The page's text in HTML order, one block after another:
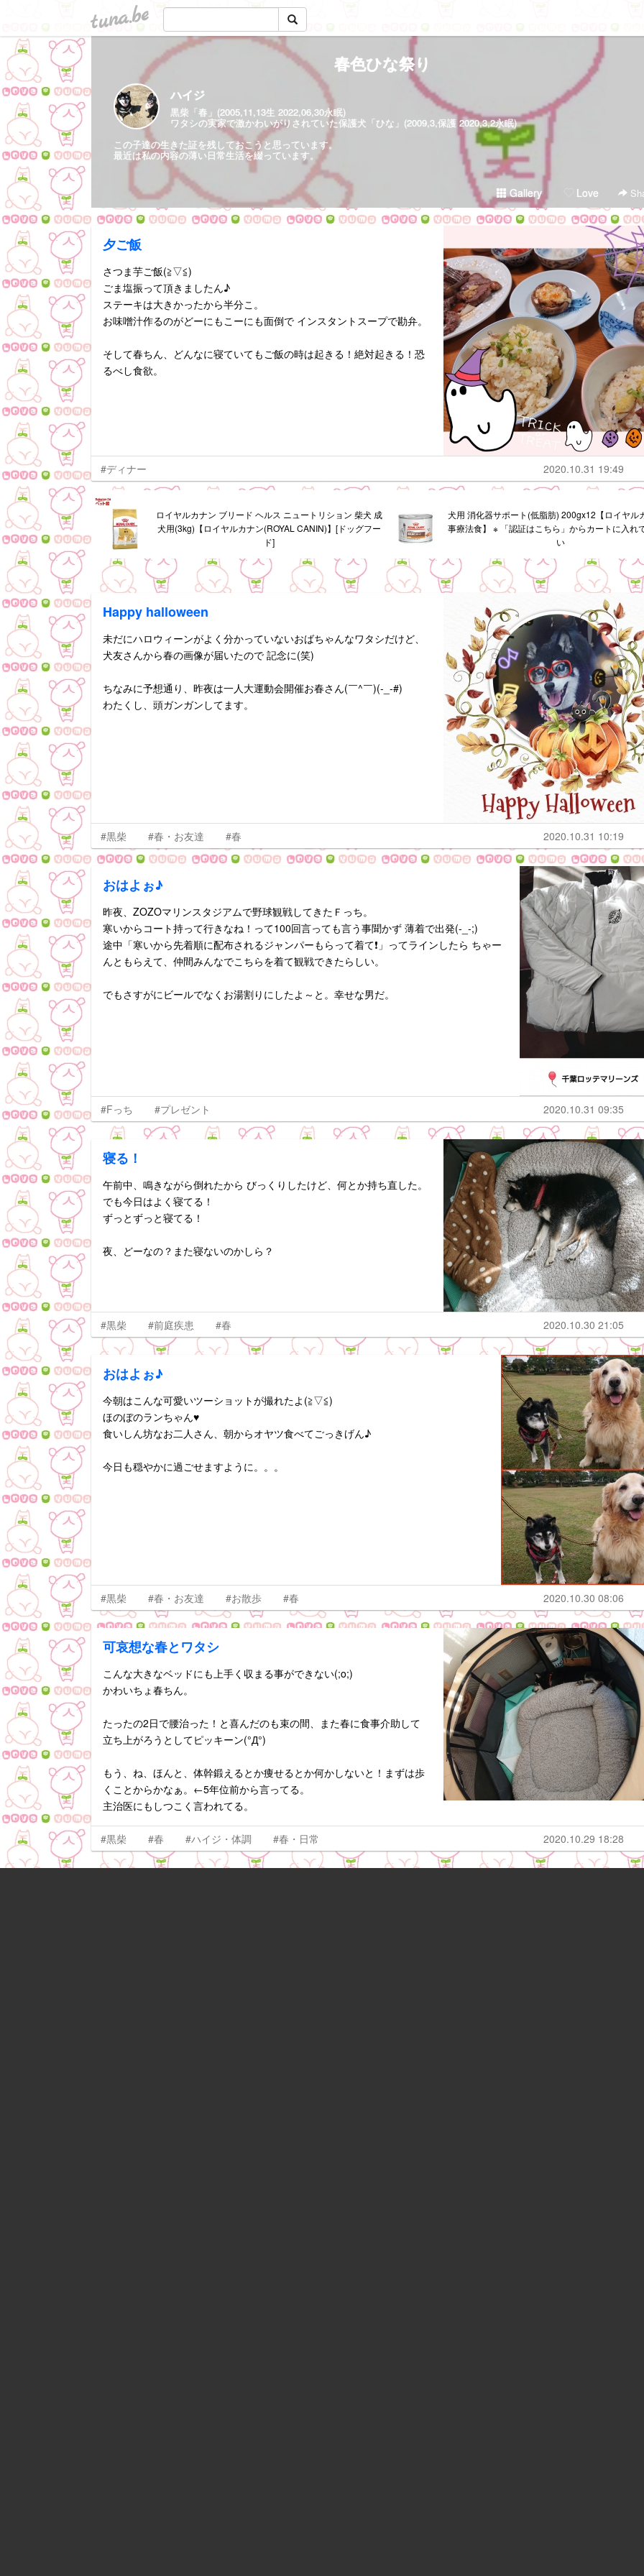
tuna.be
春色ひな祭り
ハイジ
黒柴「春」(2005,11,13生 2022,06,30永眠)
ワタシの実家で激かわいがりされていた保護犬「ひな」(2009,3,保護 2020,3,2永眠)
この子達の生きた証を残しておこうと思っています。
最近は私の内容の薄い日常生活を綴っています。
Gallery Love
夕ご飯
さつま芋ご飯(≧▽≦)
ごま塩振って頂きましたん♪
ステーキは大きかったから半分こ。
お味噌汁作るのがどーにもこーにも面倒で インスタントスープで勘弁。
そして春ちん、どんなに寝ていてもご飯の時は起きる！絶対起きる！恐
るべし食欲。
#ディナー 2020.10.31 19:49
ロイヤルカナン ブリード ヘルス ニュートリション 柴犬 成
犬用(3kg)【ロイヤルカナン(ROYAL CANIN)】[ドッグフー
ド]
犬用 消化器サポート(低脂肪) 200gx12【ロイヤル
事療法食】 ※ 「認証はこちら」からカートに入れ
い
Happy halloween
未だにハロウィーンがよく分かっていないおばちゃんなワタシだけど、
犬友さんから春の画像が届いたので 記念に(笑)
ちなみに予想通り、昨夜は一人大運動会開催お春さん(￣^￣)(-_-#)
わたくし、頭ガンガンしてます。
#黒柴 #春・お友達 #春 2020.10.31 10:19
おはよぉ♪
昨夜、ZOZOマリンスタジアムで野球観戦してきたＦっち。
寒いからコート持って行きなね！って100回言っても言う事聞かず 薄着で出発(-_-;)
途中「寒いから先着順に配布されるジャンパーもらって着て❗」ってラインしたら ちゃー
んともらえて、仲間みんなでこちらを着て観戦できたらしい。
でもさすがにビールでなくお湯割りにしたよ～と。幸せな男だ。
#Fっち #プレゼント 2020.10.31 09:35
寝る！
午前中、鳴きながら倒れたから びっくりしたけど、何とか持ち直した。
でも今日はよく寝てる！
ずっとずっと寝てる！
夜、どーなの？また寝ないのかしら？
#黒柴 #前庭疾患 #春 2020.10.30 21:05
おはよぉ♪
今朝はこんな可愛いツーショットが撮れたよ(≧▽≦)
ほのぼのランちゃん♥️
食いしん坊なお二人さん、朝からオヤツ食べてごっきげん♪
今日も穏やかに過ごせますように。。。
#黒柴 #春・お友達 #お散歩 #春 2020.10.30 08:06
可哀想な春とワタシ
こんな大きなベッドにも上手く収まる事ができない(;o;)
かわいちょ春ちん。
たったの2日で腰治った！と喜んだのも束の間、また春に食事介助して
立ち上がろうとしてピッキーン(°Д°)
もう、ね、ほんと、体幹鍛えるとか痩せるとか何かしないと！まずは歩
くことからかなぁ。←5年位前から言ってる。
主治医にもしつこく言われてる。
#黒柴 #春 #ハイジ・体調 #春・日常 2020.10.29 18:28